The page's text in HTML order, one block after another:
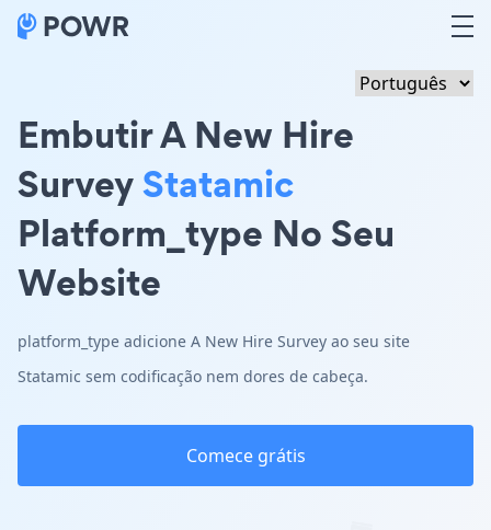
Embutir A New Hire
SurveyStatamic
Platform_type No Seu
Website
platform_type adicione A New Hire Survey ao seu site
Statamic sem codificação nem dores de cabeça.
Comece grátis